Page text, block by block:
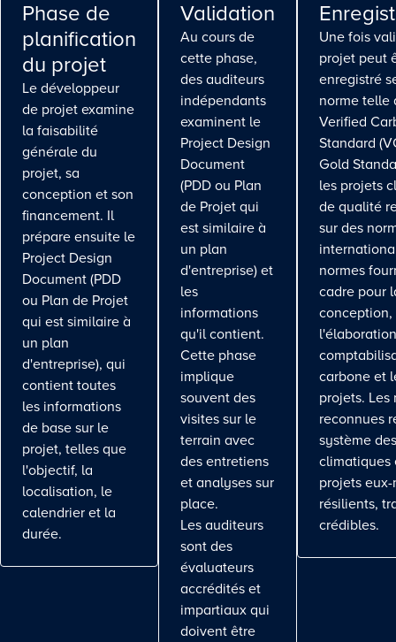
Phase de
planification
du projet
Le développeur
de projet examine
la faisabilité
générale du
projet, sa
conception et son
financement. Il
prépare ensuite le
Project Design
Document (PDD
ou Plan de Projet
qui est similaire à
un plan
d'entreprise), qui
contient toutes
les informations
de base sur le
projet, telles que
l'objectif, la
localisation, le
calendrier et la
durée.
Validation
Au cours de
cette phase,
des auditeurs
indépendants
examinent le
Project Design
Document
(PDD ou Plan
de Projet qui
est similaire à
un plan
d'entreprise) et
les
informations
qu'il contient.
Cette phase
implique
souvent des
visites sur le
terrain avec
des entretiens
et analyses sur
place.
Les auditeurs
sont des
évaluateurs
accrédités et
impartiaux qui
doivent être
Une fois
projet peut
enregistré
norme telle
Verified
Standard
Gold
les projets
de qualité
sur des
normes
cadre pour
conception,
carbone et
projets. Les
reconnues
système
climatiques
projets
résilients,
crédibles.